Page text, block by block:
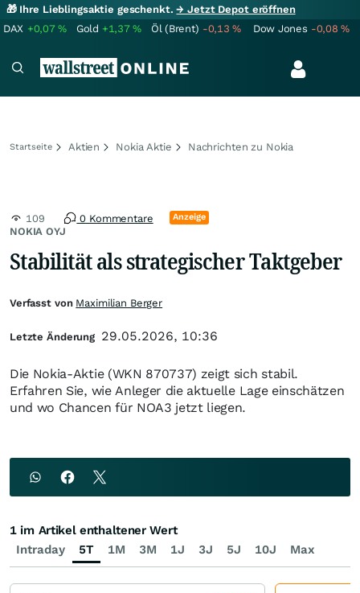
🎁 Ihre Lieblingsaktie geschenkt.→ Jetzt Depot eröffnen
DAX +0,07% Gold +1,37% Öl (Brent) -0,13% Dow Jones -0,08%
Startseite Aktien Nokia Aktie Nachrichten zu Nokia
NOKIA OYJ
109 0 Kommentare Anzeige
Stabilität als strategischer Taktgeber
Die Nokia-Aktie (WKN 870737) zeigt sich stabil.
Erfahren Sie, wie Anleger die aktuelle Lage einschätzen
und wo Chancen für NOA3 jetzt liegen.
Verfasst von Maximilian Berger
Letzte Änderung 29.05.2026, 10:36
Intraday 5T 1M 3M 1J 3J 5J 10J Max
1 im Artikel enthaltener Wert